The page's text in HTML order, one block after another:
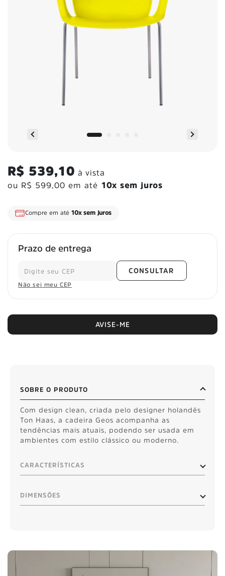
R$ 539,10 à vista
ou R$ 599,00 em até 10x sem juros
Frete Grátis para todo o Brasil
Prazo de entrega
CONSULTAR
Não sei meu CEP
AVISE-ME
SOBRE O PRODUTO
Com design clean, criada pelo designer holandês
Ton Haas, a cadeira Geos acompanha as
tendências mais atuais, podendo ser usada em
ambientes com estilo clássico ou moderno.
CARACTERÍSTICAS
DIMENSÕES